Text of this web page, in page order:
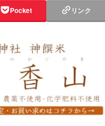
Pocket リンク